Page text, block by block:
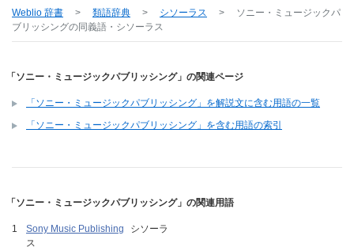
Weblio 辞書 > 類語辞典 > シソーラス >
ソニー・ミュージックパ
ブリッシングの同義語・シソーラス
「ソニー・ミュージックパブリッシング」の関連ページ
「ソニー・ミュージックパブリッシング」を解説文に含む用語の一覧
「ソニー・ミュージックパブリッシング」を含む用語の索引
「ソニー・ミュージックパブリッシング」の関連用語
Sony Music Publishing
シソーラ
ス